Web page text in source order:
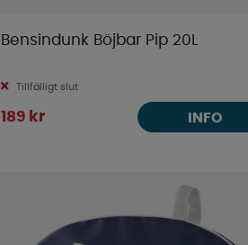
Bensindunk Böjbar Pip 20L
Tillfälligt slut
189 kr INFO